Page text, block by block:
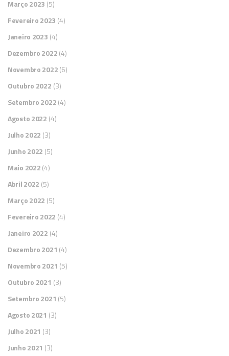
Março 2023 (5)
Fevereiro 2023 (4)
Janeiro 2023 (4)
Dezembro 2022(4)
Novembro 2022(6)
Outubro 2022 (3)
Setembro 2022(4)
Agosto 2022 (4)
Julho 2022 (3)
Junho 2022 (5)
Maio 2022(4)
Abril 2022 (5)
Março 2022 (5)
Fevereiro 2022 (4)
Janeiro 2022 (4)
Dezembro 2021 (4)
Novembro 2021 (5)
Outubro 2021 (3)
Setembro 2021 (5)
Agosto 2021 (3)
Julho 2021 (3)
Junho 2021 (3)